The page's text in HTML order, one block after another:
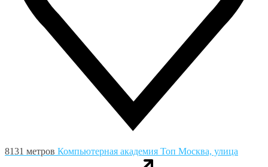
8131 метров Компьютерная академия Toп Москва, улица